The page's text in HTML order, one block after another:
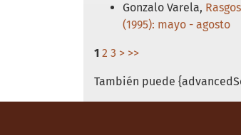
Gonzalo Varela,
(1995): mayo - agosto
1 2 3 > >>
También puede